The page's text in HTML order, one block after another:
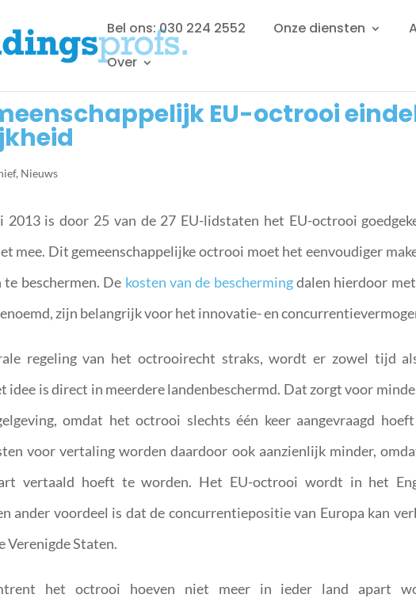
Bel ons: 030 224 2552 Onze diensten
Over
EU-octrooi
, Nieuws
2013 is door 25 van de 27 EU-lidstaten het EU-octrooi
mee. Dit gemeenschappelijke octrooi moet het eenvoudiger
beschermen. De kosten van de beschermingdalen hierdoor
zijn belangrijk voor het innovatie- en
regeling van het octrooirecht straks, wordt er zowel tijd
idee is direct in meerdere landenbeschermd. Dat zorgt voor
omdat het octrooi slechts één keer aangevraagd
voor vertaling worden daardoor ook aanzienlijk minder,
vertaald hoeft te worden. Het EU-octrooi wordt in het
ander voordeel is dat de concurrentiepositie van Europa kan
Verenigde Staten.
het octrooi hoeven niet meer in ieder land apart